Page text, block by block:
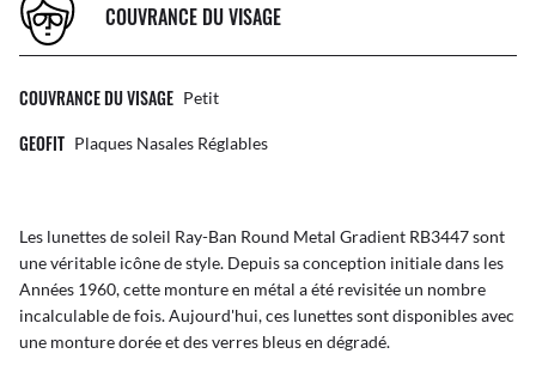
COUVRANCE DU VISAGE
COUVRANCE DU VISAGE Petit
GEOFIT Plaques Nasales Réglables
Les lunettes de soleil Ray-Ban Round Metal Gradient RB3447 sont
une véritable icône de style. Depuis sa conception initiale dans les
Années 1960, cette monture en métal a été revisitée un nombre
incalculable de fois. Aujourd'hui, ces lunettes sont disponibles avec
une monture dorée et des verres bleus en dégradé.